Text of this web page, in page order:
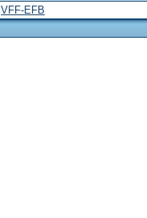
VFF-EFB